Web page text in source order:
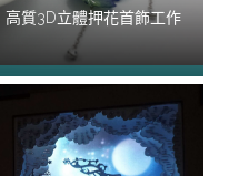
質3D立體押花首飾工作